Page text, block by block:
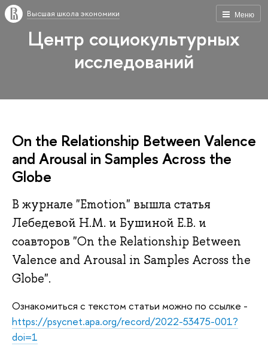
Меню
Высшая школа экономики
Центр социокультурных
исследований
On the Relationship Between Valence
and Arousal in Samples Across the
Globe
В журнале "Emotion" вышла статья
Лебедевой Н.М. и Бушиной Е.В. и
соавторов "On the Relationship Between
Valence and Arousal in Samples Across the
Globe".
Ознакомиться с текстом статьи можно по ссылке -
https://psycnet.apa.org/record/2022-53475-001?
doi=1